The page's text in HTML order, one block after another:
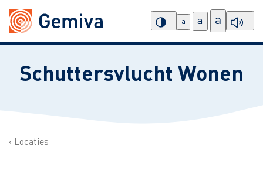
a a a
Schuttersvlucht Wonen
Locaties